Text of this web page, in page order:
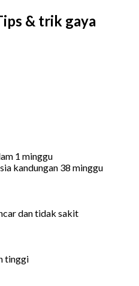
& trik gaya
1 minggu
kandungan 38 minggu
dan tidak sakit
tinggi